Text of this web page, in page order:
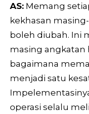
AS: Memang
kekhasan
boleh diubah. Ini
masing angkatan
bagaimana
menjadi satu
operasi selalu